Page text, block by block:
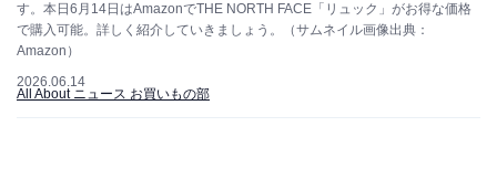
す。本日6月14日はAmazonでTHE NORTH FACE「リュック」がお得な価格
で購入可能。詳しく紹介していきましょう。（サムネイル画像出典：
Amazon）
2026.06.14
All About ニュース お買いもの部